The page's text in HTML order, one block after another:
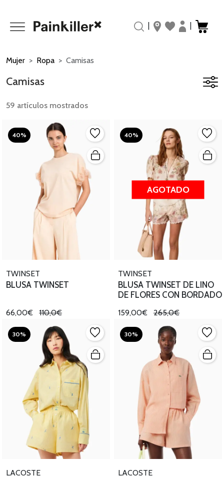
Mujer Ropa Camisas
Camisas
59 artículos mostrados
40%
TWINSET
BLUSA TWINSET
66,00€ 110,0€
40%
AGOTADO
TWINSET
BLUSA TWINSET DE LINO
DE FLORES CON BORDADO
159,00€ 265,0€
30%
LACOSTE
30%
LACOSTE